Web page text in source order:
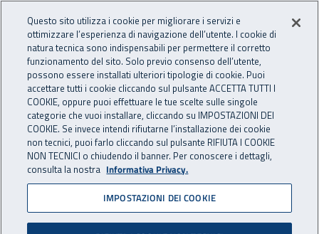
INAIL - Istituto Nazionale
Apri cerca
Navigazione principale
Navigazione - Ti trovi in:
Home Inail comunica News
27 febbraio 2024
Inail-Inps, insieme per la
Questo sito utilizza i cookie per migliorare i servizi e
ottimizzare l’esperienza di navigazione dell’utente. I cookie di
natura tecnica sono indispensabili per permettere il corretto
funzionamento del sito. Solo previo consenso dell’utente,
possono essere installati ulteriori tipologie di cookie. Puoi
accettare tutti i cookie cliccando sul pulsante ACCETTA TUTTI I
COOKIE, oppure puoi effettuare le tue scelte sulle singole
categorie che vuoi installare, cliccando su IMPOSTAZIONI DEI
COOKIE. Se invece intendi rifiutarne l’installazione dei cookie
non tecnici, puoi farlo cliccando sul pulsante RIFIUTA I COOKIE
NON TECNICI o chiudendo il banner. Per conoscere i dettagli,
consulta la nostra Informativa Privacy.
IMPOSTAZIONI DEI COOKIE